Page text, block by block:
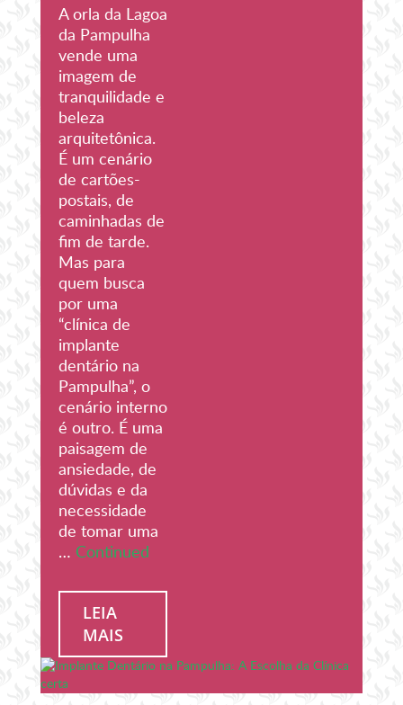
A orla da Lagoa
da Pampulha
vende uma
imagem de
tranquilidade e
beleza
arquitetônica.
É um cenário
de cartões-
postais, de
caminhadas de
fim de tarde.
Mas para
quem busca
por uma
“clínica de
implante
dentário na
Pampulha”, o
cenário interno
é outro. É uma
paisagem de
ansiedade, de
dúvidas e da
necessidade
de tomar uma
… Continued
LEIA
MAIS